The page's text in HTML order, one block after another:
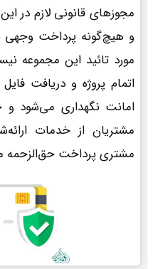
مجوزهای قانونی لازم در
و هیچ‌گونه پرداخت
مورد تائید این مجموعه
اتمام پروژه و دریافت
امانت نگهداری می‌شود
مشتریان از خدمات
مشتری پرداخت حق‌الزحمه